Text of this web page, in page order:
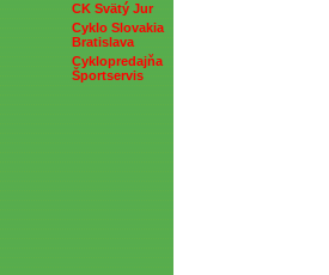
CK Svätý Jur
Cyklo Slovakia
Bratislava
Cyklopredajňa
Športservis